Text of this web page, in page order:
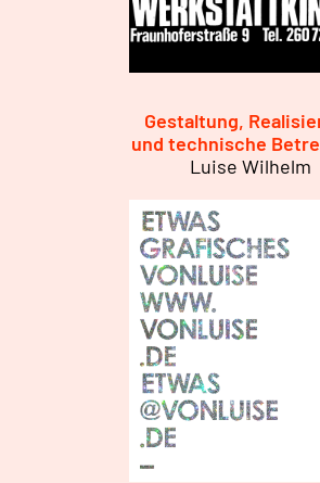
Gestaltung,
und technische
Luise Wilhelm